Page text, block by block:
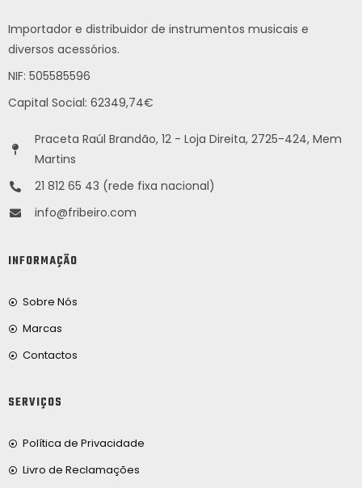
Importador e distribuidor de instrumentos musicais e
diversos acessórios.
NIF: 505585596
Capital Social: 62349,74€
Praceta Raúl Brandão, 12 - Loja Direita, 2725-424, Mem
Martins
21 812 65 43 (rede fixa nacional)
info@fribeiro.com
INFORMAÇÃO
Sobre Nós
Marcas
Contactos
SERVIÇOS
Política de Privacidade
Livro de Reclamações